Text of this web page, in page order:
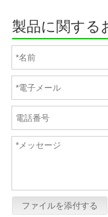
製品に関する
ファイルを添付する